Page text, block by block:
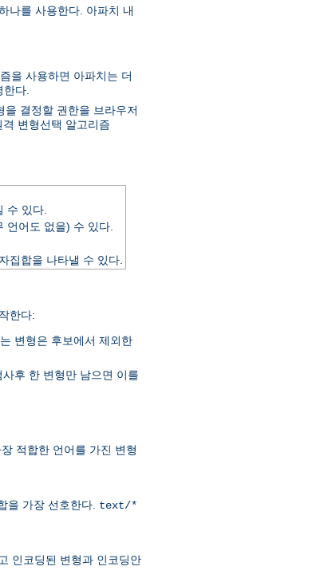
나를 사용한다. 아파치 내
을 사용하면 아파치는 더
다.
결정할 권한을 브라우저
변형선택 알고리즘
수 있다.
어도 없을) 수 있다.
집합을 나타낼 수 있다.
한다:
변형은 후보에서 제외한
후 한 변형만 남으면 이를
적합한 언어를 가진 변형
을 가장 선호한다. text/*
인코딩된 변형과 인코딩안